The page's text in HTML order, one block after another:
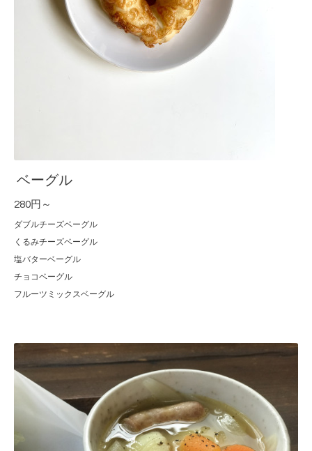
ベーグル
280円～
ダブルチーズベーグル
くるみチーズベーグル
塩バターベーグル
チョコベーグル
フルーツミックスベーグル